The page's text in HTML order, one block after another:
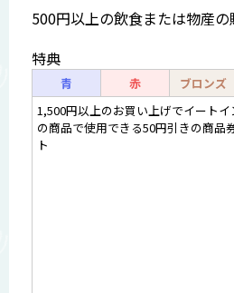
500円以上の飲食または物産の
特典
青 赤 ブロンズ
1,500円以上のお買い上げでイートイ
の商品で使用できる50円引きの商品
ト